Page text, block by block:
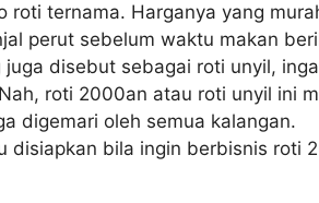
roti ternama. Harganya yang
perut sebelum waktu makan
juga disebut sebagai roti unyil,
roti 2000an atau roti unyil ini
digemari oleh semua kalangan.
disiapkan bila ingin berbisnis roti